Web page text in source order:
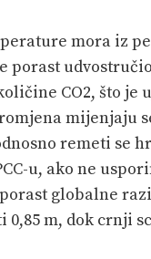
mora iz
porast
CO2, što je
mijenjaju
remeti se
u, ako ne
globalne
0,85 m, dok crnji